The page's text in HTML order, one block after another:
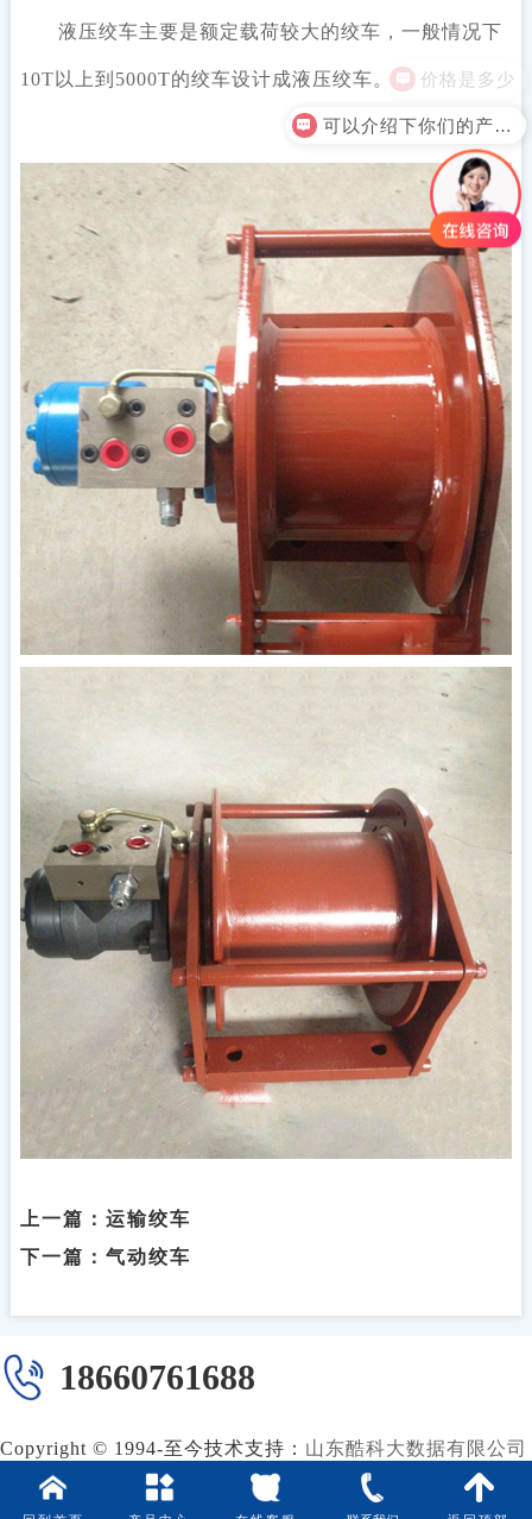
液压绞车主要是额定载荷较大的绞车，一般情况下
10T以上到5000T的绞车设计成液压绞车。
上一篇： 运输绞车
下一篇： 气动绞车
18660761688
Copyright © 1994-至今技术支持： 山东酷科大数据有限公司
鲁ICP备09014637号-11 © 2022
价格是多少